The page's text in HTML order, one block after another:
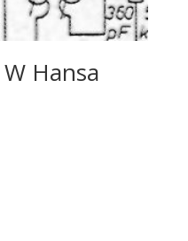
Hansa